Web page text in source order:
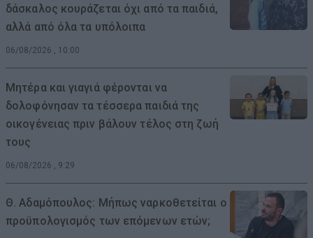
δάσκαλος κουράζεται όχι από τα παιδιά,
αλλά από όλα τα υπόλοιπα
06/08/2026 , 10:00
Μητέρα και γιαγιά φέρονται να
δολοφόνησαν τα τέσσερα παιδιά της
οικογένειας πριν βάλουν τέλος στη ζωή
τους
06/08/2026 , 9:29
Θ. Αδαμόπουλος: Μήπως ναρκοθετείται ο
προϋπολογισμός των επόμενων ετών;